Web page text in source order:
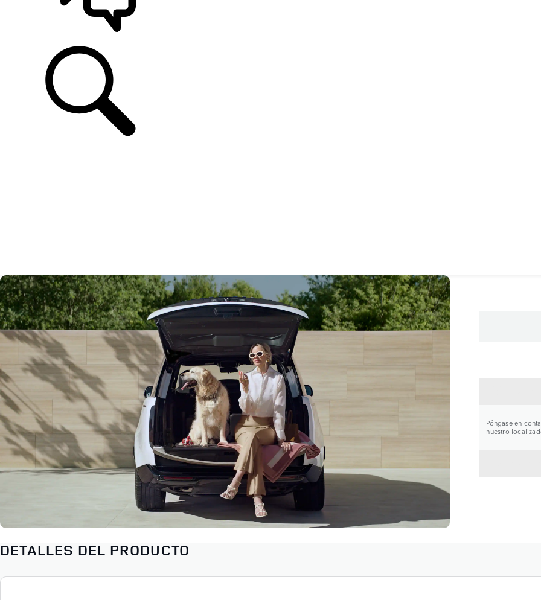
Póngase en
nuestro
DETALLES DEL PRODUCTO